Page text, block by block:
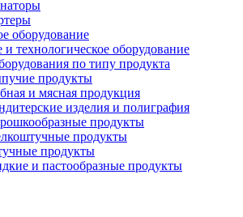
оборудование
технологическое оборудование
по типу продукта
продукты
и мясная продукция
изделия и полиграфия
продукты
продукты
продукты
и пастообразные продукты